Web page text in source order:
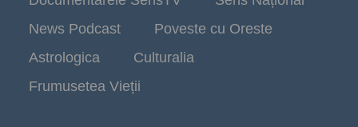
News Podcast
Poveste cu Oreste
Astrologica
Culturalia
Frumusetea Vieții